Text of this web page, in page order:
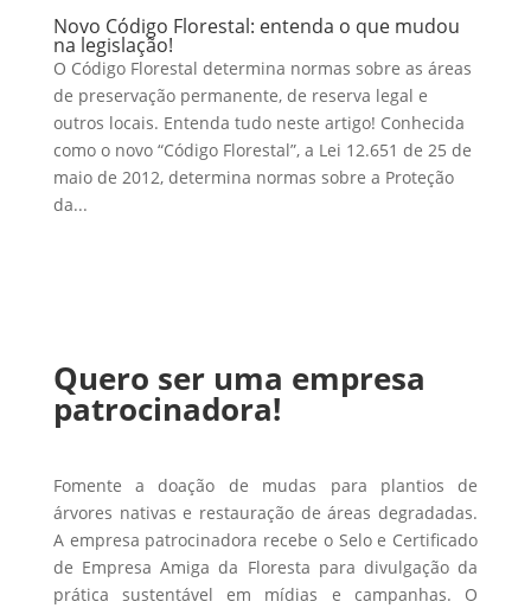
Novo Código Florestal: entenda o que mudou
na legislação!
O Código Florestal determina normas sobre as áreas
de preservação permanente, de reserva legal e
outros locais. Entenda tudo neste artigo! Conhecida
como o novo “Código Florestal”, a Lei 12.651 de 25 de
maio de 2012, determina normas sobre a Proteção
da...
Quero ser uma empresa
patrocinadora!
Fomente a doação de mudas para plantios de
árvores nativas e restauração de áreas degradadas.
A empresa patrocinadora recebe o Selo e Certificado
de Empresa Amiga da Floresta para divulgação da
prática sustentável em mídias e campanhas. O